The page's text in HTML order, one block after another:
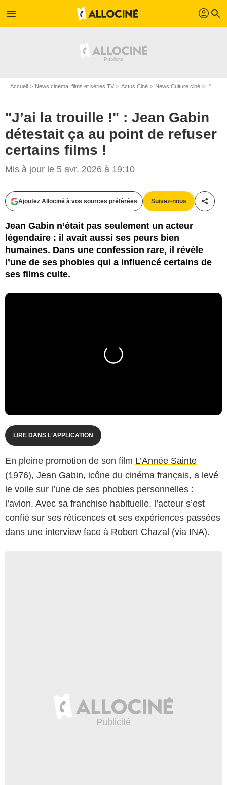
menu profil search
Accueil News cinéma, films et séries TV Actus Ciné News Culture ciné "J’ai la trouille !" : Jean Gabin détestait ça au point de refuser certains films !
"J’ai la trouille !" : Jean Gabin
détestait ça au point de refuser
certains films !
Mis à jour le 5 avr. 2026 à 19:10
Ajoutez Allociné à vos sources préférées Suivez-nous
Jean Gabin n’était pas seulement un acteur
légendaire : il avait aussi ses peurs bien
humaines. Dans une confession rare, il révèle
l’une de ses phobies qui a influencé certains de
ses films culte.
LIRE DANS L'APPLICATION
En pleine promotion de son film L’Année Sainte
(1976), Jean Gabin, icône du cinéma français, a levé
le voile sur l’une de ses phobies personnelles :
l’avion. Avec sa franchise habituelle, l’acteur s’est
confié sur ses réticences et ses expériences passées
dans une interview face à Robert Chazal (via INA).